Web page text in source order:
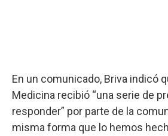
En un comunicado, Briva indicó
Medicina recibió “una serie de
responder” por parte de la
misma forma que lo hemos